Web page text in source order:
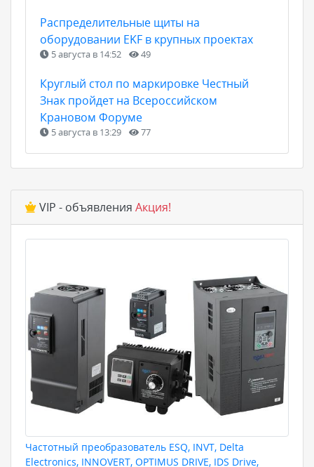
Распределительные щиты на
оборудовании EKF в крупных проектах
5 августа в 14:52 49
Круглый стол по маркировке Честный
Знак пройдет на Всероссийском
Крановом Форуме
5 августа в 13:29 77
VIP - объявления Акция!
Частотный преобразователь ESQ, INVT, Delta
Electronics, INNOVERT, OPTIMUS DRIVE, IDS Drive,